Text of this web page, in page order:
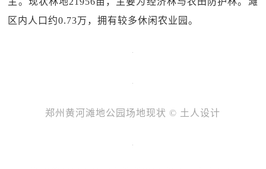
区内人口约0.73万，拥有较多休闲农业园。
郑州黄河滩地公园场地现状 © 土人设计